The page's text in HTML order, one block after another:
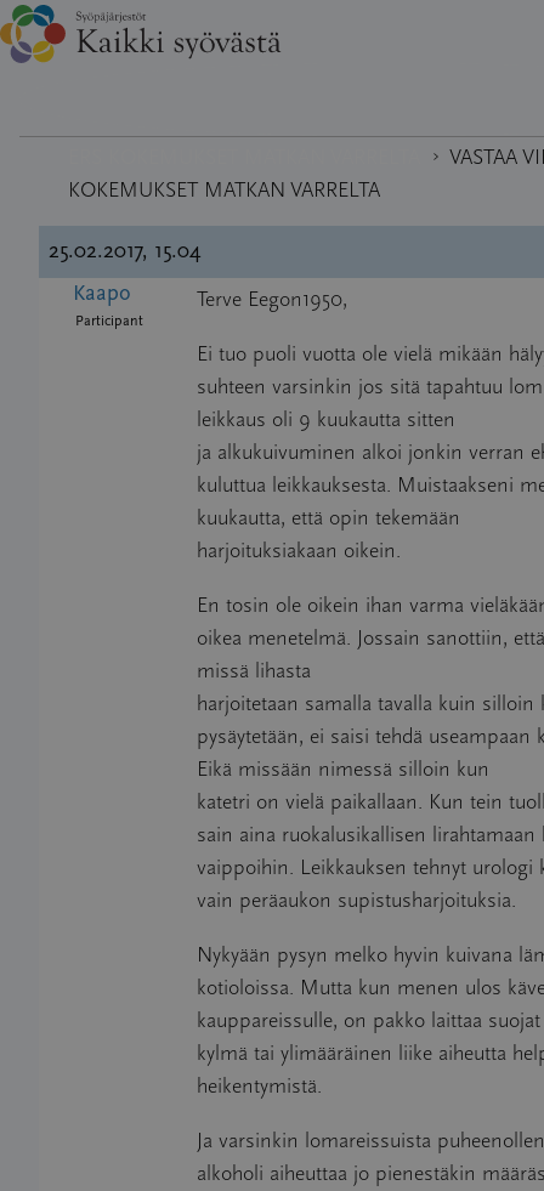
sisältöön
› VASTAA
KOKEMUKSET MATKAN VARRELTA
25.02.2017, 15.04
Kaapo
Participant
Terve Eegon1950,
Ei tuo puoli vuotta ole vielä mikään
suhteen varsinkin jos sitä tapahtuu
leikkaus oli 9 kuukautta sitten
ja alkukuivuminen alkoi jonkin verran
kuluttua leikkauksesta. Muistaakseni
kuukautta, että opin tekemään
harjoituksiakaan oikein.
En tosin ole oikein ihan varma
oikea menetelmä. Jossain sanottiin,
missä lihasta
harjoitetaan samalla tavalla kuin
pysäytetään, ei saisi tehdä useampaan
Eikä missään nimessä silloin kun
katetri on vielä paikallaan. Kun tein
sain aina ruokalusikallisen
vaippoihin. Leikkauksen tehnyt urologi
vain peräaukon supistusharjoituksia.
Nykyään pysyn melko hyvin kuivana
kotioloissa. Mutta kun menen ulos
kauppareissulle, on pakko laittaa
kylmä tai ylimääräinen liike aiheutta
heikentymistä.
Ja varsinkin lomareissuista
alkoholi aiheuttaa jo pienestäkin